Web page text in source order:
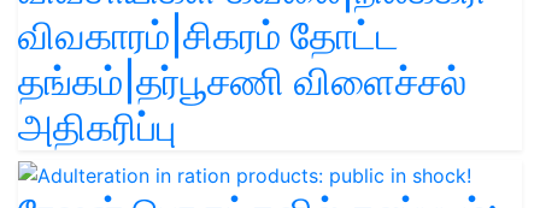
விவகாரம்|சிகரம் தோட்ட
தங்கம்|தர்பூசணி விளைச்சல்
அதிகரிப்பு